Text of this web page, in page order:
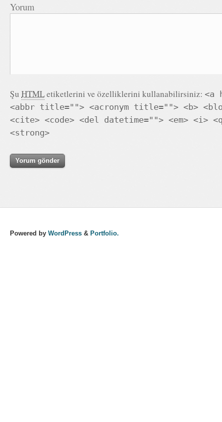
Yorum
Şu HTMLetiketlerini ve özelliklerini kullanabilirsiniz: <a
<abbr title=""> <acronym title=""> <b>
<cite> <code> <del datetime=""> <em> <i>
<strong>
Powered by WordPress & Portfolio.